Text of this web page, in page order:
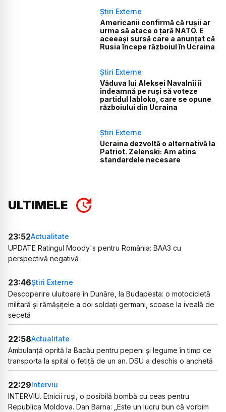
Știri Externe
Americanii confirmă că rușii ar
urma să atace o țară NATO. E
aceeași sursă care a anunțat că
Rusia începe războiul în Ucraina
Știri Externe
Văduva lui Aleksei Navalnîi îi
îndeamnă pe ruși să voteze
partidul Iabloko, care se opune
războiului din Ucraina
Știri Externe
Ucraina dezvoltă o alternativă la
Patriot. Zelenski: Am atins
standardele necesare
ULTIMELE
23:52Actualitate
UPDATE Ratingul Moody's pentru România: BAA3 cu
perspectivă negativă
23:46Știri Externe
Descoperire uluitoare în Dunăre, la Budapesta: o motocicletă
militară și rămășițele a doi soldați germani, scoase la iveală de
secetă
22:58Actualitate
Ambulanță oprită la Bacău pentru pepeni și legume în timp ce
transporta la spital o fetiță de un an. DSU a deschis o anchetă
22:29Interviu
INTERVIU. Etnicii ruși, o posibilă bombă cu ceas pentru
Republica Moldova. Dan Barna: „Este un lucru bun că vorbim